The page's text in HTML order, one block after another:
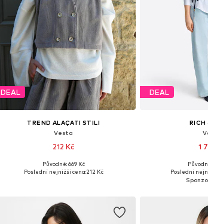
DEAL
TREND ALAÇATI STILI
Vesta
212 Kč
Dostupné velikosti: XS-S, S, S-M
Původně: 669 Kč
Poslední nejnižší cena:212 Kč
DEAL
RICH
1
Dostupné
Přidat
Poslední